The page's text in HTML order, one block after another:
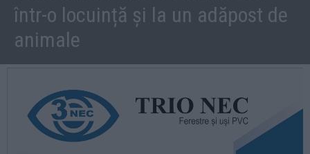
într-o locuință și la un adăpost de
animale